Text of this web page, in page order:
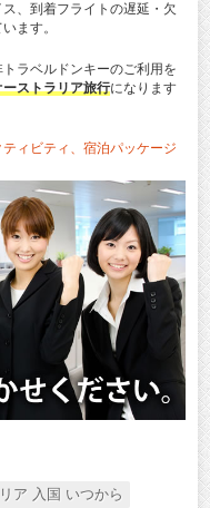
、到着フライトの遅延・欠
ます。
ラベルドンキーのご利用を
ストラリア旅行になります
ィビティ、宿泊パッケージ
ア 入国 いつから